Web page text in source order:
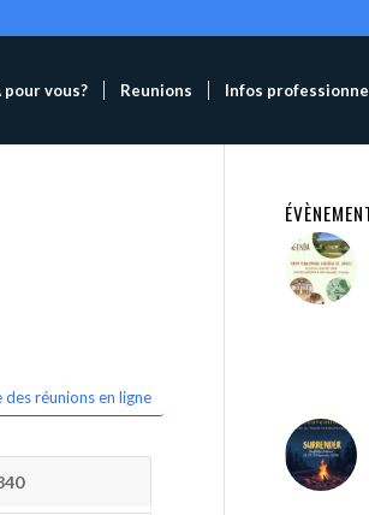
pour vous? Reunions Infos
réunions en ligne